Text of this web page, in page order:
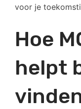
voor je
Hoe
helpt